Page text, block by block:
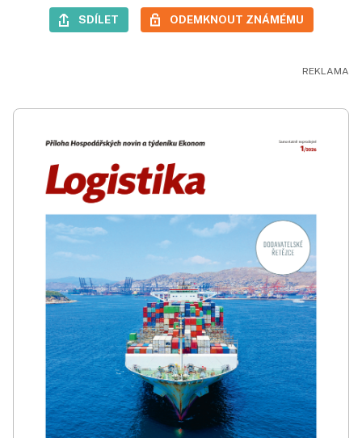
SDÍLET ODEMKNOUT ZNÁMÉMU